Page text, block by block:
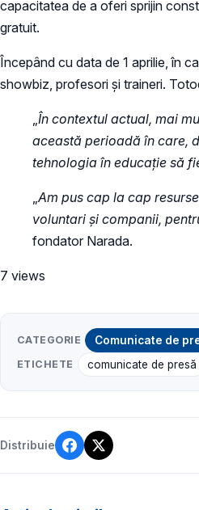
capacitatea de a oferi sprijin
gratuit.
Începând cu data de 1 aprilie, în
showbiz, profesori și traineri.
„În contextul actual, mai
această perioadă în care,
tehnologia în educație să
„Am pus cap la cap
voluntari și companii,
fondator Narada.
7 views
CATEGORIE Comunicate de
ETICHETE comunicate de presă
Distribuie